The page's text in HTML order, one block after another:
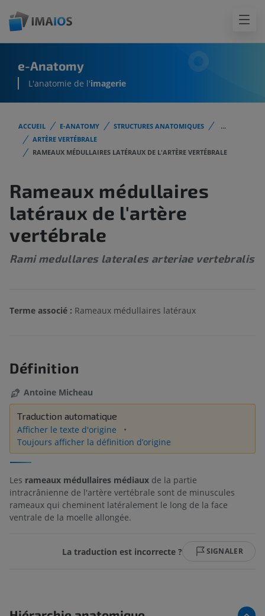
e-Anatomy
L'anatomie de l'imagerie
ACCUEIL E-ANATOMY STRUCTURES ANATOMIQUES
...
ARTÈRE VERTÉBRALE
RAMEAUX MÉDULLAIRES LATÉRAUX DE L'ARTÈRE VERTÉBRALE
Rameaux médullaires
latéraux de l'artère
vertébrale
Rami medullares laterales arteriae vertebralis
Terme associé : Rameaux médullaires latéraux
Définition
Antoine Micheau
Traduction automatique
Afficher le texte d'origine
Toujours afficher la définition d’origine
Les rameaux médullaires médiaux de la partie
intracrânienne de l'artère vertébrale sont de minuscules
rameaux qui cheminent latéralement le long de la face
ventrale de la moelle allongée.
La traduction est incorrecte ? SIGNALER